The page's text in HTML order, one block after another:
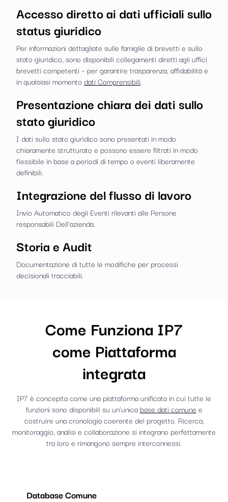
Accesso diretto ai dati ufficiali sullo
status giuridico
Per informazioni dettagliate sulle famiglie di brevetti e sullo
stato giuridico, sono disponibili collegamenti diretti agli uffici
brevetti competenti – per garantire trasparenza, affidabilità e
in qualsiasi momento dati Comprensibili.
Presentazione chiara dei dati sullo
stato giuridico
I dati sullo stato giuridico sono presentati in modo
chiaramente strutturato e possono essere filtrati in modo
flessibile in base a periodi di tempo o eventi liberamente
definibili.
Integrazione del flusso di lavoro
Invio Automatico degli Eventi rilevanti alle Persone
responsabili Dell'azienda.
Storia e Audit
Documentazione di tutte le modifiche per processi
decisionali tracciabili.
Come Funziona IP7
come Piattaforma
integrata
IP7 è concepita come una piattaforma unificata in cui tutte le
funzioni sono disponibili su un'unicabase dati comune e
costruire una cronologia coerente del progetto. Ricerca,
monitoraggio, analisi e collaborazione si integrano perfettamente
tra loro e rimangono sempre interconnessi.
Database Comune